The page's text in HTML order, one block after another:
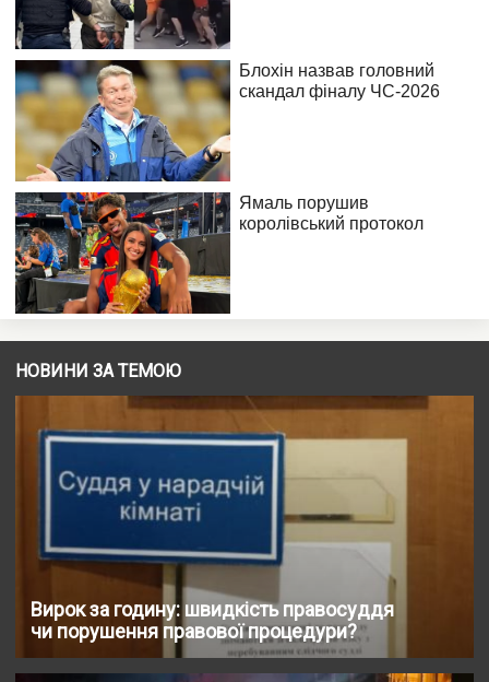
НОВИНИ ЗА ТЕМОЮ
Вирок за годину: швидкість правосуддя
чи порушення правової процедури?